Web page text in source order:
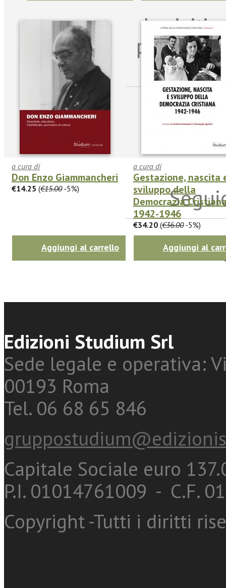
a cura di
Don Enzo Giammancheri
€14.25 (€15.00-5%)
Aggiungi al carrello
a cura di
Gestazione, nascita
sviluppo della
Democrazia
1942-1946
€34.20 (€36.00-5%)
Aggiungi al
Iscriviti
per
sulle
Edizioni Studium Srl
Sede legale e operativa:
00193 Roma
Tel. 06 68 65 846
Capitale Sociale euro
P.I. 01014761009 - C.F.
Copyright -Tutti i diritti